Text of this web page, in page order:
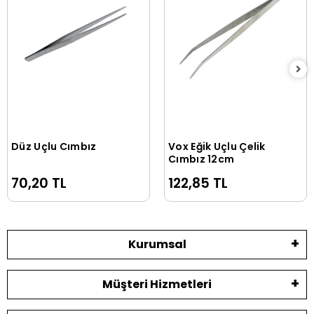
Sepete Ekle
Düz Uçlu Cımbız
70,20 TL
Sepete Ekle
Vox Eğik Uçlu Çelik
Cımbız 12cm
122,85 TL
Kurumsal
Müşteri Hizmetleri